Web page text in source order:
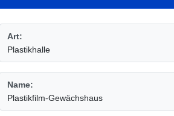
Art:
Plastikhalle
Name:
Plastikfilm-Gewächshaus